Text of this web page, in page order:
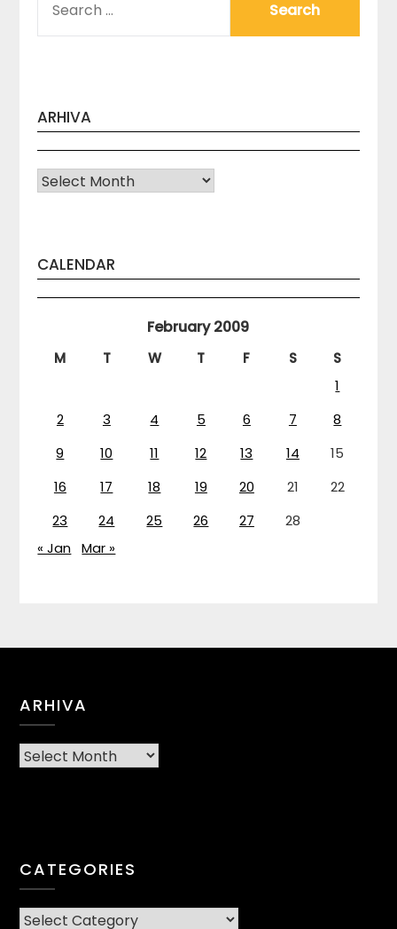
FOR:
ARHIVA
Arhiva
CALENDAR
February 2009
M T W T F S
S
1
2
3 4 5 6 7
8
9
10 11 12 13 14
15
16
17 18 19 20 21
22
23
24 25 26 27
28
« Jan Mar »
ARHIVA
Arhiva
CATEGORIES
CATEGORIES